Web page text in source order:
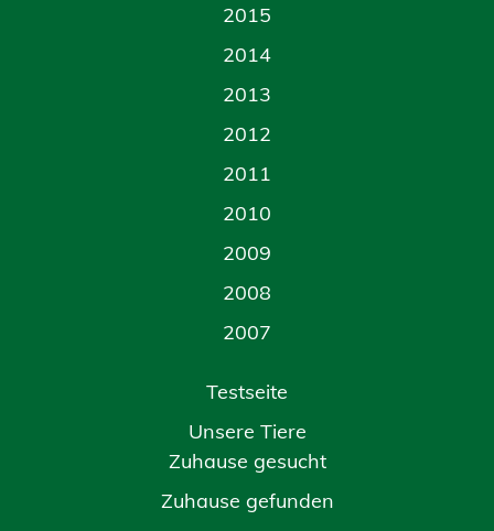
2015
2014
2013
2012
2011
2010
2009
2008
2007
Testseite
Unsere Tiere
Zuhause gesucht
Zuhause gefunden